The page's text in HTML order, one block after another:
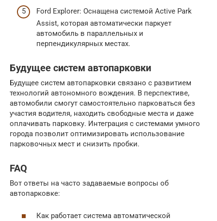
Ford Explorer: Оснащена системой Active Park
Assist, которая автоматически паркует
автомобиль в параллельных и
перпендикулярных местах.
Будущее систем автопарковки
Будущее систем автопарковки связано с развитием
технологий автономного вождения. В перспективе,
автомобили смогут самостоятельно парковаться без
участия водителя, находить свободные места и даже
оплачивать парковку. Интеграция с системами умного
города позволит оптимизировать использование
парковочных мест и снизить пробки.
FAQ
Вот ответы на часто задаваемые вопросы об
автопарковке:
Как работает система автоматической